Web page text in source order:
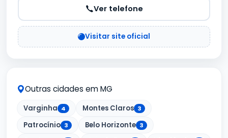
Ver telefone
Visitar site oficial
Outras cidades em MG
Varginha 4 Montes Claros 3
Patrocínio 3 Belo Horizonte 3